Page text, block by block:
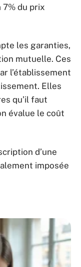
7% du prix
les garanties,
mutuelle. Ces
l’établissement
Elles
qu’il faut
évalue le coût
d’une
imposée